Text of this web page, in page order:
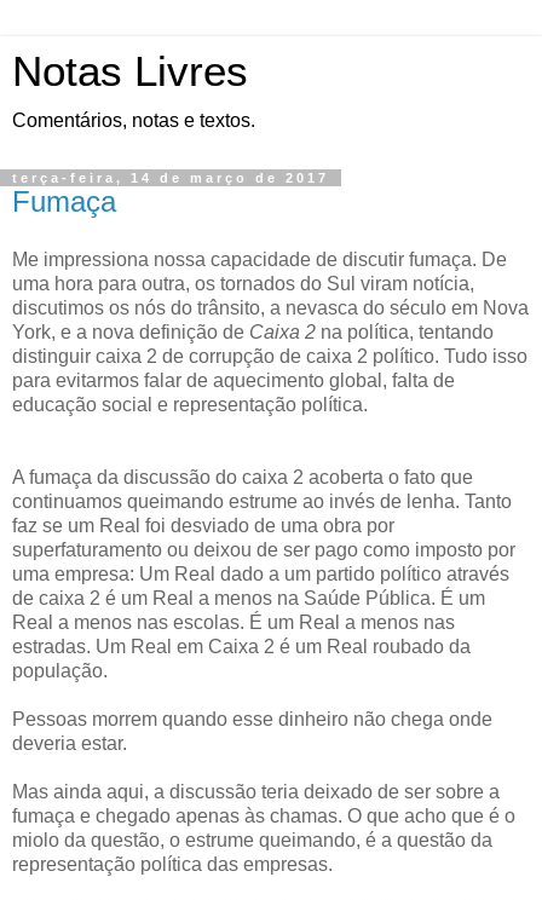
Notas Livres
Comentários, notas e textos.
terça-feira, 14 de março de 2017
Fumaça
Me impressiona nossa capacidade de discutir fumaça. De
uma hora para outra, os tornados do Sul viram notícia,
discutimos os nós do trânsito, a nevasca do século em Nova
York, e a nova definição de Caixa 2 na política, tentando
distinguir caixa 2 de corrupção de caixa 2 político. Tudo isso
para evitarmos falar de aquecimento global, falta de
educação social e representação política.
A fumaça da discussão do caixa 2 acoberta o fato que
continuamos queimando estrume ao invés de lenha. Tanto
faz se um Real foi desviado de uma obra por
superfaturamento ou deixou de ser pago como imposto por
uma empresa: Um Real dado a um partido político através
de caixa 2 é um Real a menos na Saúde Pública. É um
Real a menos nas escolas. É um Real a menos nas
estradas. Um Real em Caixa 2 é um Real roubado da
população.
Pessoas morrem quando esse dinheiro não chega onde
deveria estar.
Mas ainda aqui, a discussão teria deixado de ser sobre a
fumaça e chegado apenas às chamas. O que acho que é o
miolo da questão, o estrume queimando, é a questão da
representação política das empresas.